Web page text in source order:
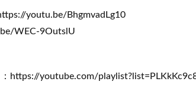
youtu.be/BhgmvadLg10
WEC-9OutslU
https://youtube.com/